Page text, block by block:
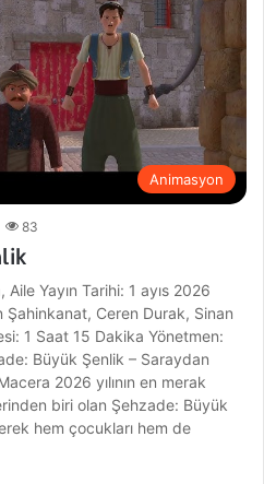
Animasyon
83
Yayın Tarihi: 1 ayıs 2026
Ceren Durak, Sinan
1 Saat 15 Dakika Yönetmen:
Büyük Şenlik – Saraydan
2026 yılının en merak
biri olan Şehzade: Büyük
hem çocukları hem de